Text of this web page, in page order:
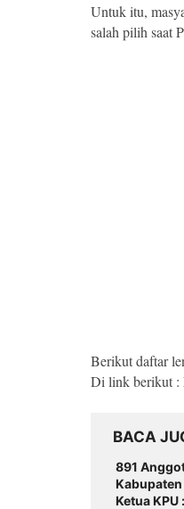
Untuk itu,
salah pilih saat
Berikut daftar
Di link berikut :
BACA
891
Ketua KPU